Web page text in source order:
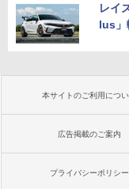
レイ
lus」
本サイトのご利用につ
広告掲載のご案内
プライバシーポリシー